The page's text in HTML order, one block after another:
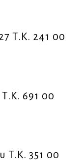
Τ.Κ. 241 00
691 00
Τ.Κ. 351 00